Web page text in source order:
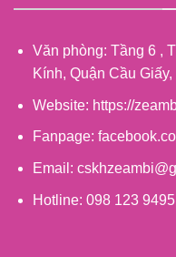
Văn phòng: Tầng 6 ,
Kính, Quận Cầu Giấy,
Website: https://
Fanpage:
Email:
Hotline: 098 123 9495